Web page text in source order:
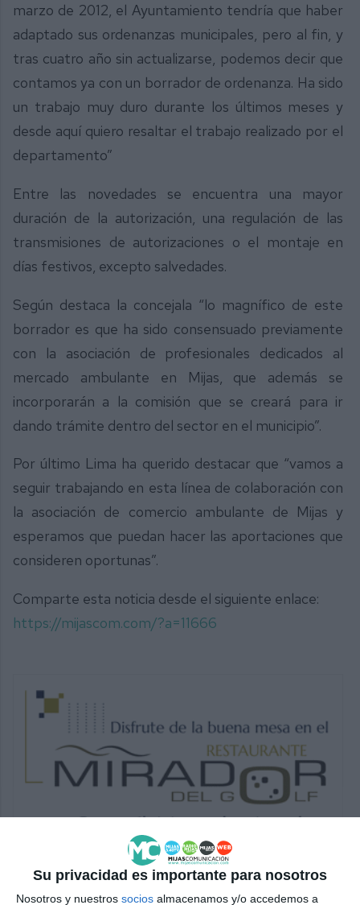
Su privacidad es importante para nosotros
Nosotros y nuestros socios almacenamos y/o accedemos a
marzo de 2012, el Ayuntamiento tendría que haber
adaptado sus ordenanzas municipales, pero al fin, y
tras cuatro año sin actualizarse, podemos decir que
contamos ya con un borrador de ordenanza. Ha sido
un trabajo muy duro durante los últimos meses y
desde aquí quiero resaltar el trabajo realizado por el
departamento”
Entre las novedades se encuentra una mayor
duración de la autorización, una regulación de las
transmisiones de autorizaciones o el montaje en
días festivos, excepto salvedades.
Según destaca la concejala “lo magnífico de este
borrador es que ha sido consensuado previamente
con la asociación de profesionales dedicados al
mercado ambulante en Mijas, que además se
incorporarán a la comisión que se creará para ir
dando trámite dentro del sector en el municipio”.
Por último Lima ha querido destacar que “vamos a
seguir trabajando en esta línea de colaboración con
la asociación de comercio ambulante de Mijas y
esperamos que puedan hacer las aportaciones que
consideren oportunas”.
Comparte esta noticia desde el siguiente enlace:
https://mijascom.com/?a=11666